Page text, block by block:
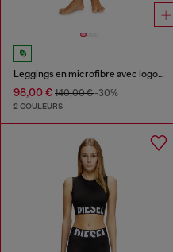
Leggings en microfibre avec logo tronqué
98,00 € 140,00 €-30%
2 COULEURS